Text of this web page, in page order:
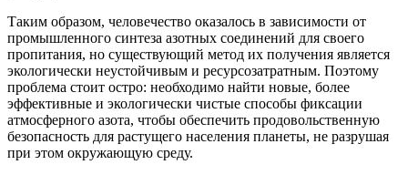
Таким образом, человечество оказалось в зависимости от
промышленного синтеза азотных соединений для своего
пропитания, но существующий метод их получения является
экологически неустойчивым и ресурсозатратным. Поэтому
проблема стоит остро: необходимо найти новые, более
эффективные и экологически чистые способы фиксации
атмосферного азота, чтобы обеспечить продовольственную
безопасность для растущего населения планеты, не разрушая
при этом окружающую среду.